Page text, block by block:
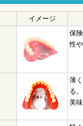
イメージ
保
性
薄
る
美